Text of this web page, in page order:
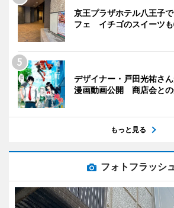
京王プラザホテル八王子
フェ イチゴのスイーツ
デザイナー・戸田光祐さ
漫画動画公開 商店会との
もっと見る
フォトフラッシ